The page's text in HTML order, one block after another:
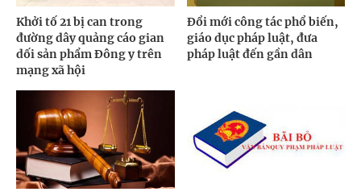
Khởi tố 21 bị can trong
đường dây quảng cáo gian
dối sản phẩm Đông y trên
mạng xã hội
Đổi mới công tác phổ biến,
giáo dục pháp luật, đưa
pháp luật đến gần dân